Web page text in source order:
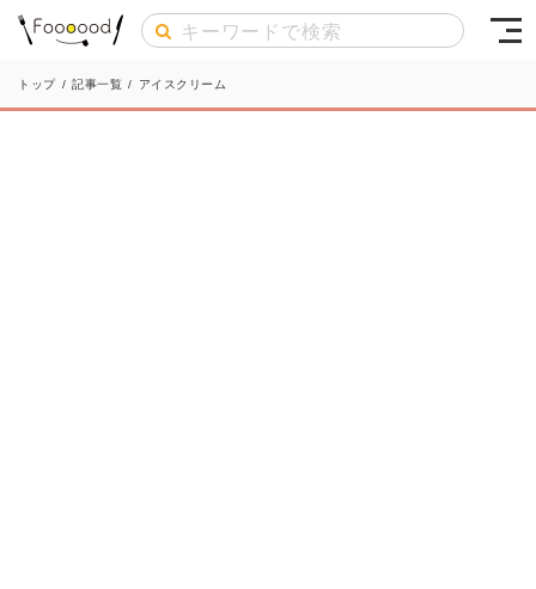
トップ / 記事一覧 / アイスクリーム